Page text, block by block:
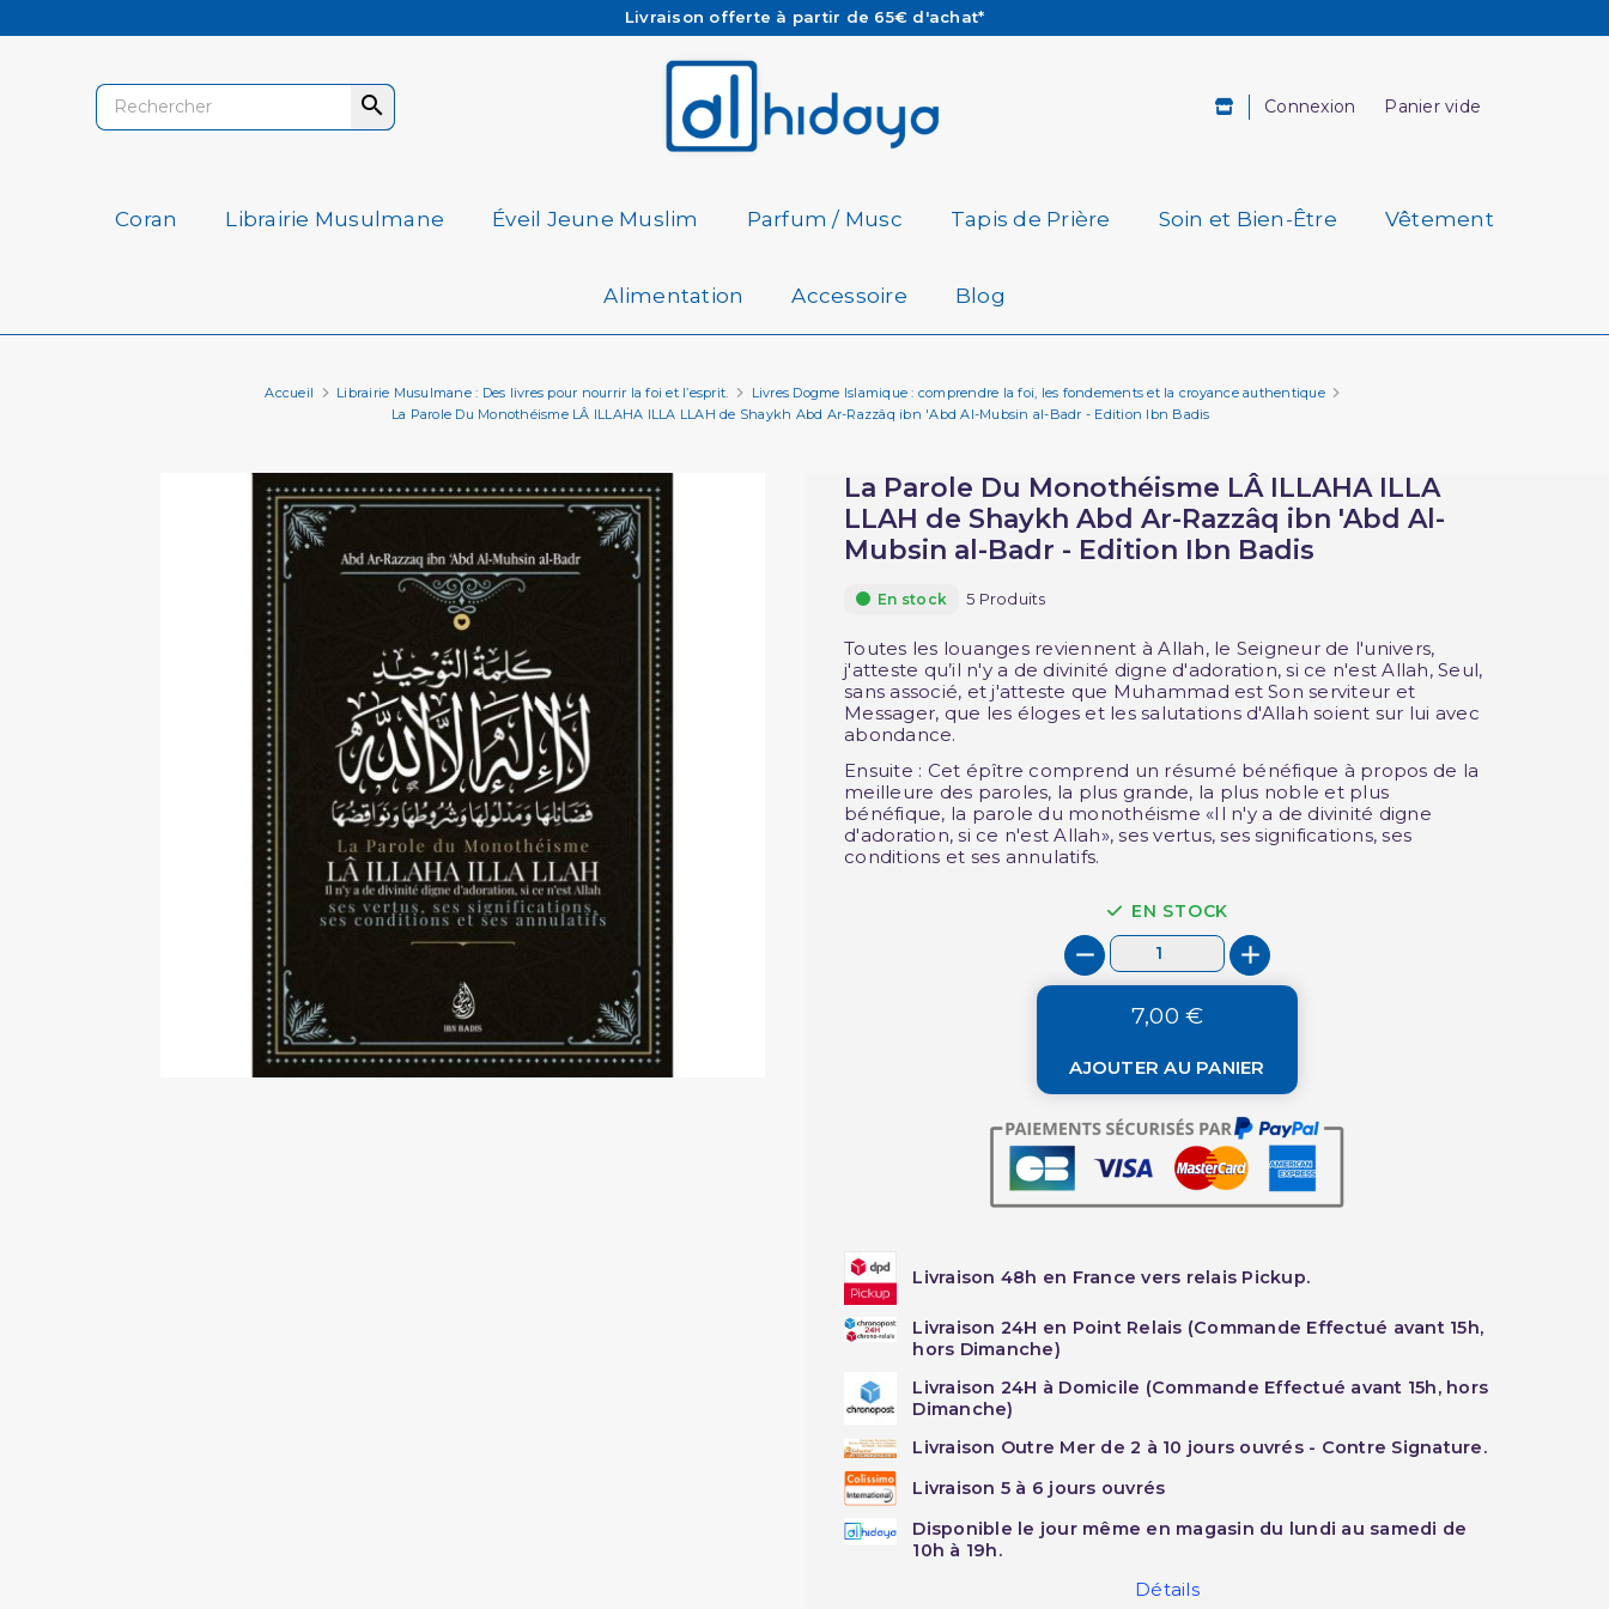
Les Commandes passées avant 15h (lun au Vend)
Besoin d'aide ? Retrouvez notre FAQ
Livraison offerte à partir de 65€ d'achat*
 Connexion Panier vide
Coran Librairie Musulmane Éveil Jeune Muslim Parfum / Musc Tapis de Prière Soin et Bien-Être Vêtement
Alimentation Accessoire Blog
Accueil Librairie Musulmane : Des livres pour nourrir la foi et l’esprit.
Livres Dogme Islamique : comprendre la foi, les fondements et la croyance authentique
La Parole Du Monothéisme LÂ ILLAHA ILLA LLAH de Shaykh Abd Ar-Razzâq ibn 'Abd Al-Mubsin al-Badr - Edition Ibn Badis
La Parole Du Monothéisme LÂ ILLAHA ILLA
LLAH de Shaykh Abd Ar-Razzâq ibn 'Abd Al-
Mubsin al-Badr - Edition Ibn Badis
En stock 5 Produits
Toutes les louanges reviennent à Allah, le Seigneur de l'univers,
j'atteste qu’il n'y a de divinité digne d'adoration, si ce n'est Allah, Seul,
sans associé, et j'atteste que Muhammad est Son serviteur et
Messager, que les éloges et les salutations d'Allah soient sur lui avec
abondance.
Ensuite : Cet épître comprend un résumé bénéfique à propos de la
meilleure des paroles, la plus grande, la plus noble et plus
bénéfique, la parole du monothéisme «Il n'y a de divinité digne
d'adoration, si ce n'est Allah», ses vertus, ses significations, ses
conditions et ses annulatifs.
EN STOCK
7,00 €
AJOUTER AU PANIER
Livraison 48h en France vers relais Pickup.
Livraison 24H en Point Relais (Commande Effectué avant 15h,
hors Dimanche)
Livraison 24H à Domicile (Commande Effectué avant 15h, hors
Dimanche)
Livraison Outre Mer de 2 à 10 jours ouvrés - Contre Signature.
Livraison 5 à 6 jours ouvrés
Disponible le jour même en magasin du lundi au samedi de
10h à 19h.
Détails